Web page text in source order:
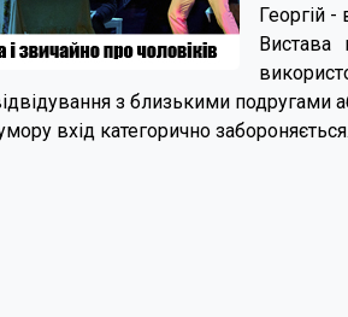
Георгій -
Вистава
з близькими подругами
вхід категорично